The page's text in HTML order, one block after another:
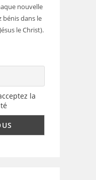
nouvelle
bénis dans le
le Christ).
la